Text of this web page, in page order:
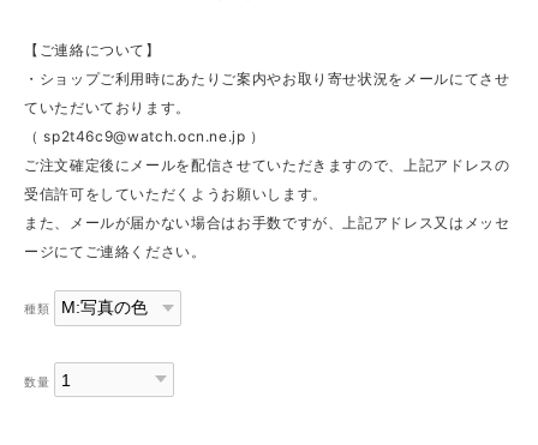
【ご連絡について】
・ショップご利用時にあたりご案内やお取り寄せ状況をメールにてさせ
ていただいております。
（sp2t46c9@watch.ocn.ne.jp ）
ご注文確定後にメールを配信させていただきますので、上記アドレスの
受信許可をしていただくようお願いします。
また、メールが届かない場合はお手数ですが、上記アドレス又はメッセ
ージにてご連絡ください。
種類
数量